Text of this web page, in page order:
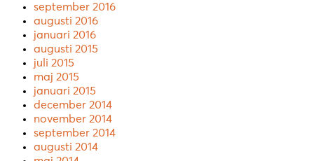
september 2016
augusti 2016
januari 2016
augusti 2015
juli 2015
maj 2015
januari 2015
december 2014
november 2014
september 2014
augusti 2014